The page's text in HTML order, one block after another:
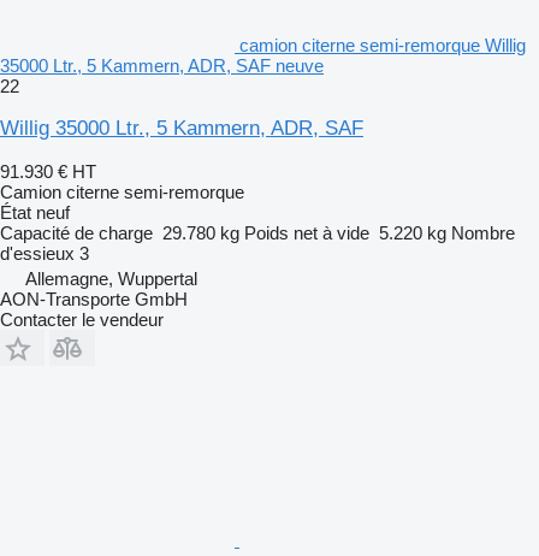
camion citerne semi-remorque Willig
35000 Ltr., 5 Kammern, ADR, SAF neuve
22
Willig 35000 Ltr., 5 Kammern, ADR, SAF
91.930 € HT
Camion citerne semi-remorque
État neuf
Capacité de charge 29.780 kg Poids net à vide 5.220 kg Nombre
d'essieux 3
Allemagne, Wuppertal
AON-Transporte GmbH
Contacter le vendeur